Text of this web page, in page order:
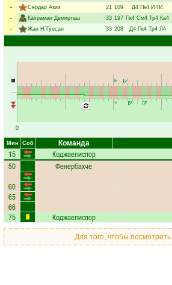
-
Сердар Азиз 21 109 Д4 Пк4 И П4
-
Кахраман Демирташ 33 197 Пк4 См4 Тр4 Ка4
-
Жан Н`Гуесан 33 208 Д4 Пк4 Тр4 Л4
0
Мин Соб Команда
15 Коджаелиспор
50 Фенербахче
60
65
66
75 Коджаелиспор
Для того, чтобы